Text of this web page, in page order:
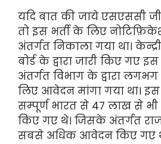
यदि बात की जाये एसएससी
तो इस भर्ती के लिए
अंतर्गत निकाला गया था।
बोर्ड के द्वारा जारी किए गए
अंतर्गत विभाग के द्वारा लगभग
लिए आवेदन मांगा गया था। इस
सम्पूर्ण भारत से 47 लाख से
किए गए थे। जिसके अंतर्गत
सबसे अधिक आवेदन किए गए